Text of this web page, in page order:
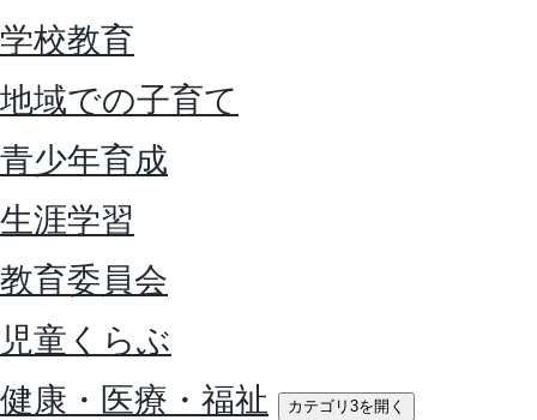
学校教育
地域での子育て
青少年育成
生涯学習
教育委員会
児童くらぶ
健康・医療・福祉
カテゴリ3を開く